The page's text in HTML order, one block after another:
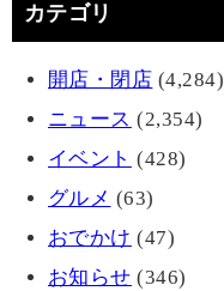
カテゴリ
開店・閉店 (4,284)
ニュース (2,354)
イベント (428)
グルメ (63)
おでかけ (47)
お知らせ (346)